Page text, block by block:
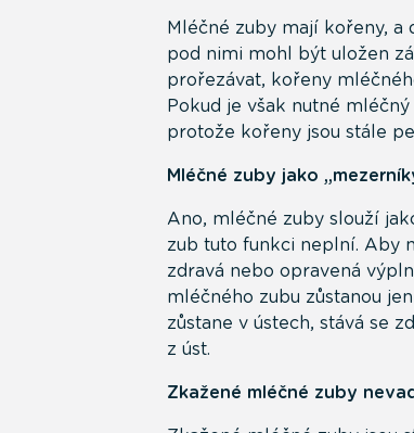
Mléčné zuby mají kořeny,
pod nimi mohl být uložen
prořezávat, kořeny
Pokud je však nutné
protože kořeny jsou stále
Mléčné zuby jako
Ano, mléčné zuby slouží
zub tuto funkci neplní. Aby
zdravá nebo opravená
mléčného zubu zůstanou
zůstane v ústech, stává se
z úst.
Zkažené mléčné zuby